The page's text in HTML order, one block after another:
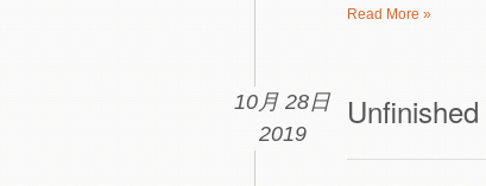
Read More »
10月 28日
2019